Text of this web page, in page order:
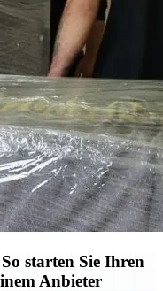
starten Sie Ihren
Anbieter